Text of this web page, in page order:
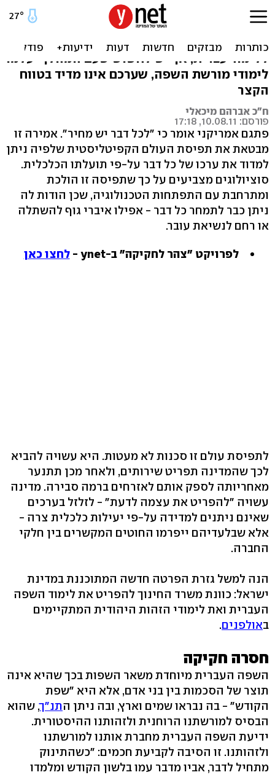
עברית שפה קשה להפרטה
משרד החינוך מתכוון להפריט את האולפנים
ללימוד עברית, אך יש לחשוש שעם המהלך יעלמו
לימודי מורשת השפה, שערכם אינו מדיד בטווח
הקצר
ח"כ אברהם מיכאלי
פורסם: 10.08.11, 17:18
פתגם אמריקני אומר כי "לכל דבר יש מחיר". אמירה זו
מבטאת את תפיסת העולם הקפיטליסטית שלפיה ניתן
למדוד את ערכו של כל דבר על-פי תועלתו הכלכלית.
סוציולוגים מצביעים על כך שתפיסה זו הולכת
ומתרחבת עם התפתחות הטכנולוגיה, שכן הודות לה
ניתן כבר לתמחר כל דבר - אפילו איברי גוף להשתלה
או רחם לנשיאת עובר.
לפרויקט "צהר לחקיקה" ב-ynet -
לחצו כאן
לתפיסת עולם זו סכנות לא מעטות. היא עשויה להביא
לכך שהמדינה תפריט שירותים, ולאחר מכן תתנער
מאחריותה לספק אותם לאזרחים ברמה סבירה. מדינה
עשויה "להפריט את עצמה לדעת" - לזלזל בערכים
שאינם ניתנים למדידה על-פי יעילות כלכלית צרה -
אלא שבלעדיהם ייפרמו החוטים המקשרים בין חלקי
החברה.
הנה למשל גזרת הפרטה חדשה המתוכננת במדינת
ישראל: כוונת משרד החינוך להפריט את לימוד השפה
העברית ואת לימודי הזהות היהודית המתקיימים
באולפנים.
חסרה חקיקה
השפה העברית מיוחדת משאר השפות בכך שהיא אינה
תוצר של הסכמות בין בני אדם, אלא היא "שפת
הקודש" - בה נבראו שמים וארץ, ובה ניתן התנ"ך, שהוא
הבסיס למורשתנו הרוחנית ולזהותנו ההיסטורית.
ידיעת השפה העברית מחברת אותנו למורשתנו
ולזהותנו. זו הסיבה לקביעת חכמים: "כשהתינוק
מתחיל לדבר, אביו מדבר עמו בלשון הקודש ומלמדו